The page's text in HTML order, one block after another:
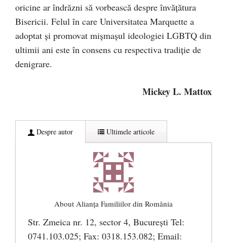
oricine ar îndrăzni să vorbească despre învățătura
Bisericii. Felul în care Universitatea Marquette a
adoptat și promovat mișmașul ideologiei LGBTQ din
ultimii ani este în consens cu respectiva tradiție de
denigrare.
Mickey L. Mattox
Despre autor Ultimele articole
About Alianţa Familiilor din România
Str. Zmeica nr. 12, sector 4, București Tel:
0741.103.025; Fax: 0318.153.082; Email: